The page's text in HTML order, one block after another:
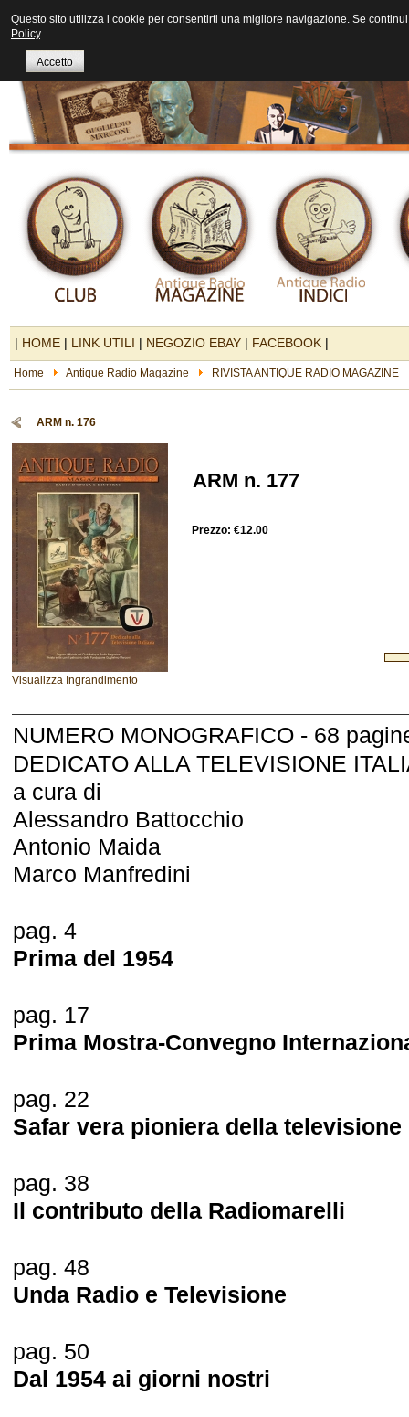
| HOME | LINK UTILI | NEGOZIO EBAY | FACEBOOK |
Home Antique Radio Magazine RIVISTA ANTIQUE RADIO MAGAZINE
ARM n. 176
Visualizza Ingrandimento
ARM n. 177
Prezzo: €12.00
NUMERO MONOGRAFICO - 68
DEDICATO ALLA TELEVISIONE
a cura di
Alessandro Battocchio
Antonio Maida
Marco Manfredini
pag. 4
Prima del 1954
pag. 17
Prima Mostra-Convegno
pag. 22
Safar vera pioniera della televisione
pag. 38
Il contributo della Radiomarelli
pag. 48
Unda Radio e Televisione
pag. 50
Dal 1954 ai giorni nostri
Questo sito utilizza i cookie per consentirti una migliore navigazione. Se
Policy.
Accetto